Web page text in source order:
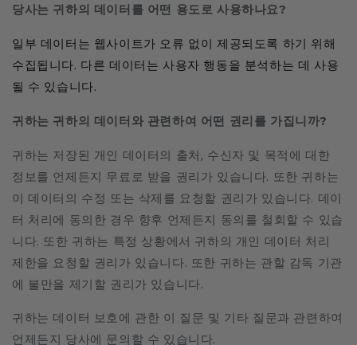
당사는 귀하의 데이터를 어떤 용도로 사용하나요?
일부 데이터는 웹사이트가 오류 없이 제공되도록 하기 위해
수집됩니다. 다른 데이터는 사용자 행동을 분석하는 데 사용
될 수 있습니다.
귀하는 귀하의 데이터와 관련하여 어떤 권리를 가집니까?
귀하는 저장된 개인 데이터의 출처, 수신자 및 목적에 대한
정보를 언제든지 무료로 받을 권리가 있습니다. 또한 귀하는
이 데이터의 수정 또는 삭제를 요청할 권리가 있습니다. 데이
터 처리에 동의한 경우 향후 언제든지 동의를 철회할 수 있습
니다. 또한 귀하는 특정 상황에서 귀하의 개인 데이터 처리
제한을 요청할 권리가 있습니다. 또한 귀하는 관할 감독 기관
에 불만을 제기할 권리가 있습니다.
귀하는 데이터 보호에 관한 이 질문 및 기타 질문과 관련하여
언제든지 당사에 문의할 수 있습니다.